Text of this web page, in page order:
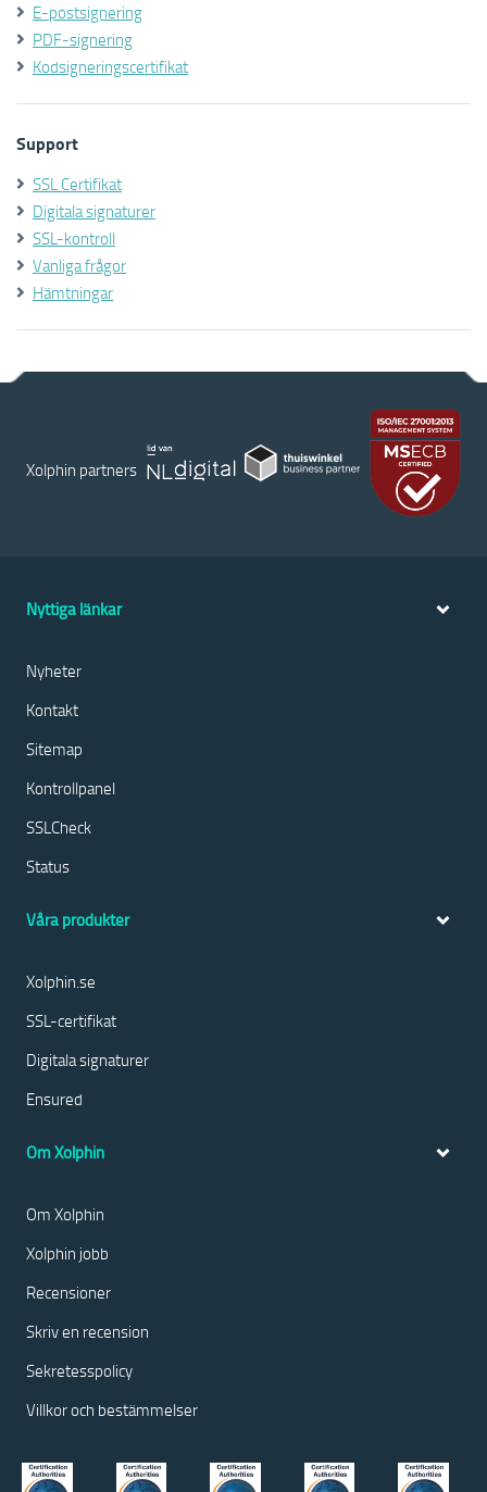
E-postsignering
PDF-signering
Kodsigneringscertifikat
Support
SSL Certifikat
Digitala signaturer
SSL-kontroll
Vanliga frågor
Hämtningar
Xolphin partners
Nyttiga länkar
Nyheter
Kontakt
Sitemap
Kontrollpanel
SSLCheck
Status
Våra produkter
Xolphin.se
SSL-certifikat
Digitala signaturer
Ensured
Om Xolphin
Om Xolphin
Xolphin jobb
Recensioner
Skriv en recension
Sekretesspolicy
Villkor och bestämmelser